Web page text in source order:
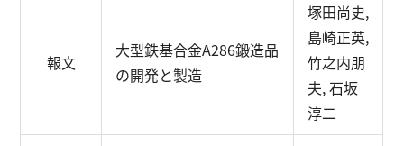
報文
大型鉄基合金A286鍛造品
の開発と製造
塚田尚史,
島崎正英,
竹之内朋
夫, 石坂
淳二